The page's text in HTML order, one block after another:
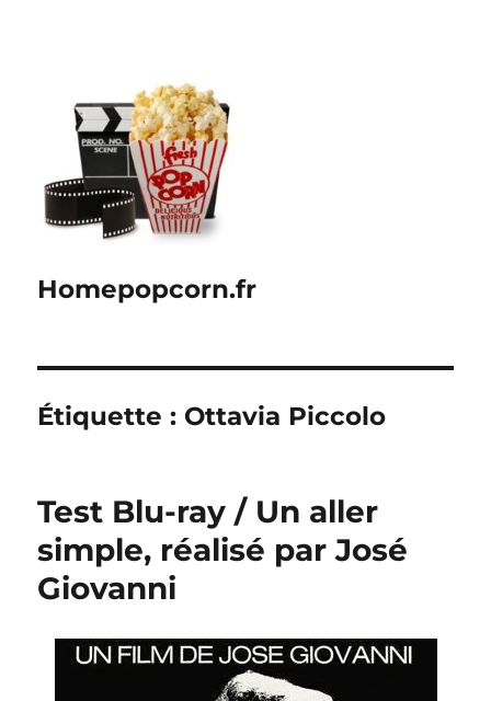
Homepopcorn.fr
Étiquette : Ottavia Piccolo
Test Blu-ray / Un aller
simple, réalisé par José
Giovanni